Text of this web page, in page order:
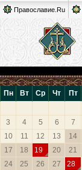
Православие.Ru
Пн Вт Ср Чт Пт
3
4 5 6 7
10
11 12 13 14
17
18 19 20 21
24
25 26 27 28